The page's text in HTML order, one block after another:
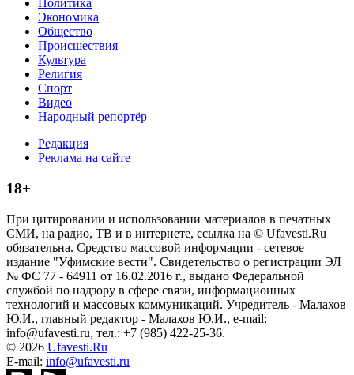
Политика
Экономика
Общество
Происшествия
Культура
Религия
Спорт
Видео
Народный репортёр
Редакция
Реклама на сайте
18+
При цитировании и использовании материалов в печатных
СМИ, на радио, ТВ и в интернете, ссылка на © Ufavesti.Ru
обязательна. Средство массовой информации - сетевое
издание "Уфимские вести". Свидетельство о регистрации ЭЛ
№ ФС 77 - 64911 от 16.02.2016 г., выдано Федеральной
службой по надзору в сфере связи, информационных
технологий и массовых коммуникаций. Учредитель - Малахов
Ю.И., главный редактор - Малахов Ю.И., e-mail:
info@ufavesti.ru, тел.: +7 (985) 422-25-36.
© 2026 Ufavesti.Ru
E-mail: info@ufavesti.ru